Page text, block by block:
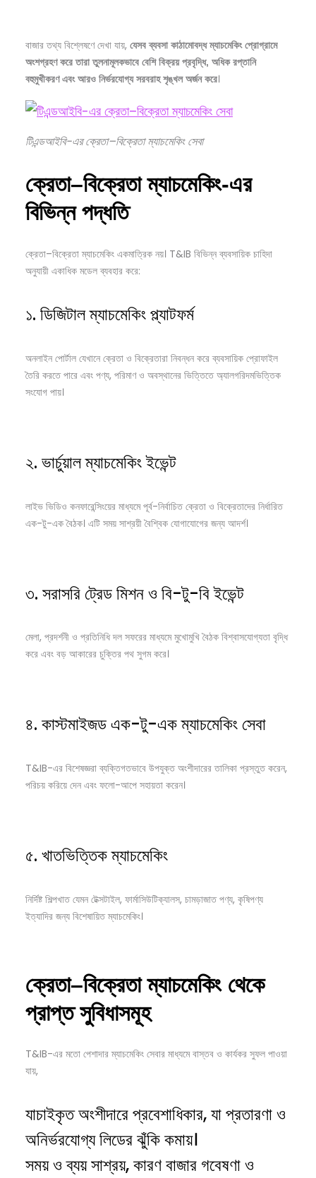
বাজার তথ্য বিশ্লেষণে দেখা যায়, যেসবব্যবসাকাঠামোবদ্ধম্যাচমেকিংপ্রোগ্রামে
অংশগ্রহণকরেতারাতুলনামূলকভাবে বেশিবিক্রয়প্রবৃদ্ধি, অধিকরপ্তানি
বহুমুখীকরণএবংআরও নির্ভরযোগ্যসরবরাহশৃঙ্খলঅর্জনকরে।
টিএন্ডআইবি-এর ক্রেতা–বিক্রেতা ম্যাচমেকিং সেবা
ক্রেতা–বিক্রেতাম্যাচমেকিং-এর
বিভিন্নপদ্ধতি
ক্রেতা–বিক্রেতা ম্যাচমেকিং একমাত্রিক নয়। T&IB বিভিন্ন ব্যবসায়িক চাহিদা
অনুযায়ী একাধিক মডেল ব্যবহার করে:
১. ডিজিটাল ম্যাচমেকিং প্ল্যাটফর্ম
অনলাইন পোর্টাল যেখানে ক্রেতা ও বিক্রেতারা নিবন্ধন করে ব্যবসায়িক প্রোফাইল
তৈরি করতে পারে এবং পণ্য, পরিমাণ ও অবস্থানের ভিত্তিতে অ্যালগরিদমভিত্তিক
সংযোগ পায়।
২. ভার্চুয়াল ম্যাচমেকিং ইভেন্ট
লাইভ ভিডিও কনফারেন্সিংয়ের মাধ্যমে পূর্ব-নির্বাচিত ক্রেতা ও বিক্রেতাদের নির্ধারিত
এক-টু-এক বৈঠক। এটি সময় সাশ্রয়ী বৈশ্বিক যোগাযোগের জন্য আদর্শ।
৩. সরাসরি ট্রেড মিশন ও বি-টু-বি ইভেন্ট
মেলা, প্রদর্শনী ও প্রতিনিধি দল সফরের মাধ্যমে মুখোমুখি বৈঠক বিশ্বাসযোগ্যতা বৃদ্ধি
করে এবং বড় আকারের চুক্তির পথ সুগম করে।
৪. কাস্টমাইজড এক-টু-এক ম্যাচমেকিং সেবা
T&IB-এর বিশেষজ্ঞরা ব্যক্তিগতভাবে উপযুক্ত অংশীদারের তালিকা প্রস্তুত করেন,
পরিচয় করিয়ে দেন এবং ফলো-আপে সহায়তা করেন।
৫. খাতভিত্তিক ম্যাচমেকিং
নির্দিষ্ট শিল্পখাত যেমন টেক্সটাইল, ফার্মাসিউটিক্যালস, চামড়াজাত পণ্য, কৃষিপণ্য
ইত্যাদির জন্য বিশেষায়িত ম্যাচমেকিং।
ক্রেতা–বিক্রেতাম্যাচমেকিং থেকে
প্রাপ্তসুবিধাসমূহ
T&IB-এর মতো পেশাদার ম্যাচমেকিং সেবার মাধ্যমে বাস্তব ও কার্যকর সুফল পাওয়া
যায়,
যাচাইকৃত অংশীদারে প্রবেশাধিকার, যা প্রতারণা ও
অনির্ভরযোগ্য লিডের ঝুঁকি কমায়।
সময় ও ব্যয় সাশ্রয়, কারণ বাজার গবেষণা ও